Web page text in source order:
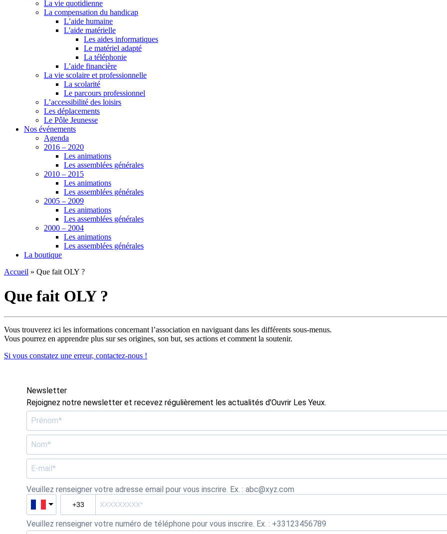
La vie quotidienne
La compensation du handicap
L’aide humaine
L'aide matérielle
Les aides informatiques
Le matériel adapté
La téléphonie
L’aide financière
La vie scolaire et professionnelle
La scolarité
Le parcours professionnel
L’accessibilité des loisirs
Les déplacements
Le Pôle Jeunesse
Nos événements
Agenda
2016 – 2020
Les animations
Les assemblées générales
2010 – 2015
Les animations
Les assemblées générales
2005 – 2009
Les animations
Les assemblées générales
2000 – 2004
Les animations
Les assemblées générales
La boutique
Accueil » Que fait OLY ?
Que fait OLY ?
Vous trouverez ici les informations concernant l’association en naviguant dans les différents sous-menus.
Vous pourrez en apprendre plus sur ses origines, son but, ses actions et comment la soutenir.
Si vous constatez une erreur, contactez-nous !
Newsletter
Rejoignez notre newsletter et recevez régulièrement les actualités d'Ouvrir Les Yeux.
Veuillez renseigner votre adresse email pour vous inscrire. Ex. : abc@xyz.com
Veuillez renseigner votre numéro de téléphone pour vous inscrire. Ex. : +33123456789